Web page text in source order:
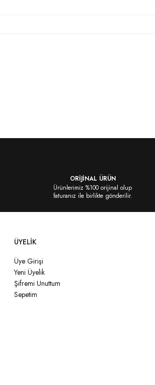
Gönder
ORİJİNAL ÜRÜN
Ürünlerimiz %100 orijinal olup
faturanız ile birlikte gönderilir.
ÜYELİK
Üye Girişi
Yeni Üyelik
Şifremi Unuttum
Sepetim